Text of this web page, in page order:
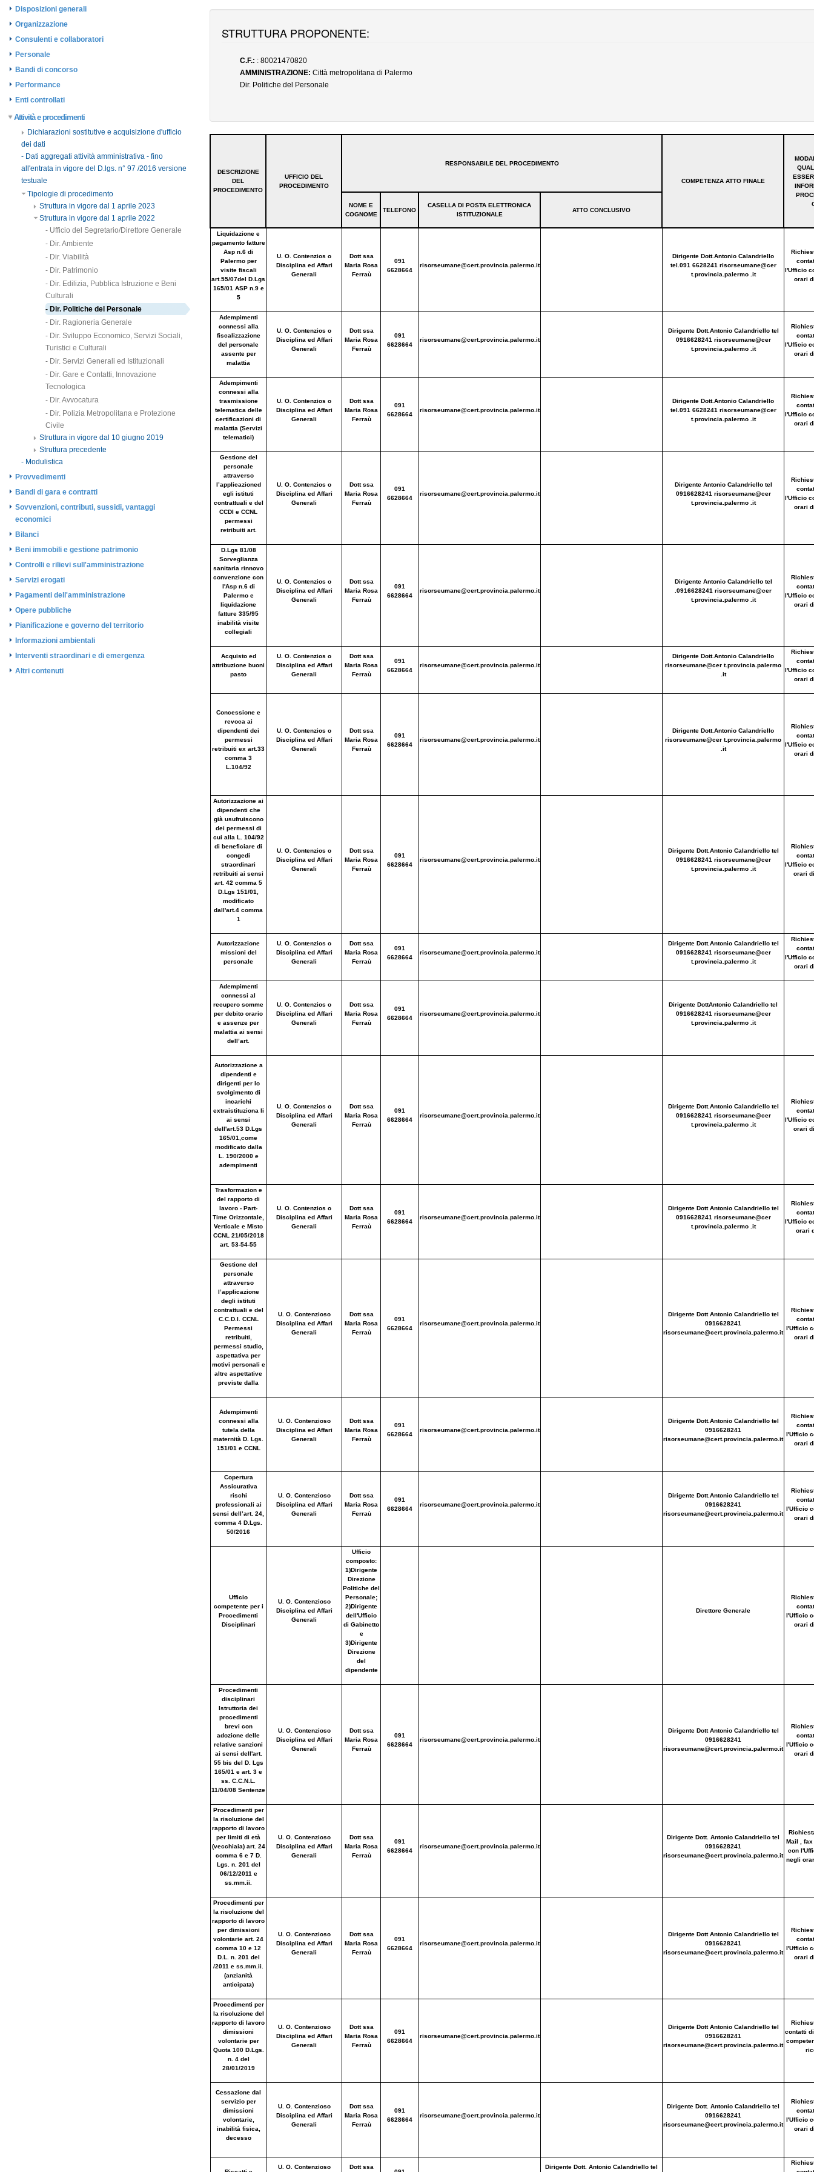
Disposizioni generali
Organizzazione
Consulenti e collaboratori
Personale
Bandi di concorso
Performance
Enti controllati
Attività e procedimenti
Dichiarazioni sostitutive e acquisizione d'ufficio
dei dati
- Dati aggregati attività amministrativa - fino
all'entrata in vigore del D.lgs. n° 97 /2016 versione
testuale
Tipologie di procedimento
Struttura in vigore dal 1 aprile 2023
Struttura in vigore dal 1 aprile 2022
- Ufficio del Segretario/Direttore Generale
- Dir. Ambiente
- Dir. Viabilità
- Dir. Patrimonio
- Dir. Edilizia, Pubblica Istruzione e Beni
Culturali
- Dir. Politiche del Personale
- Dir. Ragioneria Generale
- Dir. Sviluppo Economico, Servizi Sociali,
Turistici e Culturali
- Dir. Servizi Generali ed Istituzionali
- Dir. Gare e Contatti, Innovazione
Tecnologica
- Dir. Avvocatura
- Dir. Polizia Metropolitana e Protezione
Civile
Struttura in vigore dal 10 giugno 2019
Struttura precedente
- Modulistica
Provvedimenti
Bandi di gara e contratti
Sovvenzioni, contributi, sussidi, vantaggi
economici
Bilanci
Beni immobili e gestione patrimonio
Controlli e rilievi sull'amministrazione
Servizi erogati
Pagamenti dell'amministrazione
Opere pubbliche
Pianificazione e governo del territorio
Informazioni ambientali
Interventi straordinari e di emergenza
Altri contenuti